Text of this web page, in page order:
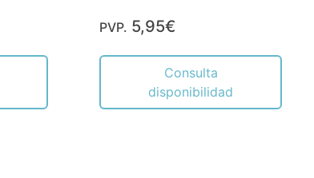
PVP. 5,95€
Consulta
disponibilidad